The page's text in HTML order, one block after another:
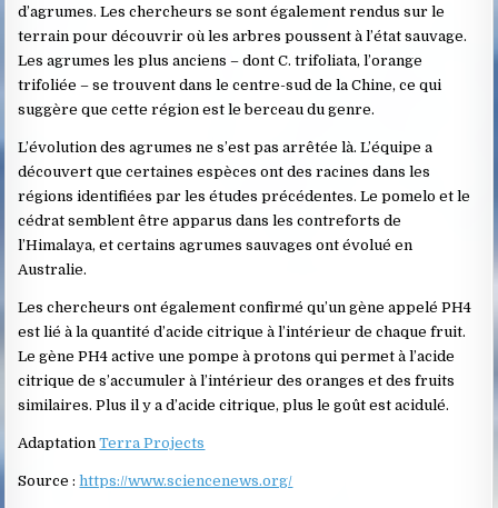
d’agrumes. Les chercheurs se sont également rendus sur le
terrain pour découvrir où les arbres poussent à l’état sauvage.
Les agrumes les plus anciens – dont C. trifoliata, l’orange
trifoliée – se trouvent dans le centre-sud de la Chine, ce qui
suggère que cette région est le berceau du genre.
L’évolution des agrumes ne s’est pas arrêtée là. L’équipe a
découvert que certaines espèces ont des racines dans les
régions identifiées par les études précédentes. Le pomelo et le
cédrat semblent être apparus dans les contreforts de
l’Himalaya, et certains agrumes sauvages ont évolué en
Australie.
Les chercheurs ont également confirmé qu’un gène appelé PH4
est lié à la quantité d’acide citrique à l’intérieur de chaque fruit.
Le gène PH4 active une pompe à protons qui permet à l’acide
citrique de s’accumuler à l’intérieur des oranges et des fruits
similaires. Plus il y a d’acide citrique, plus le goût est acidulé.
AdaptationTerra Projects
Source :https://www.sciencenews.org/